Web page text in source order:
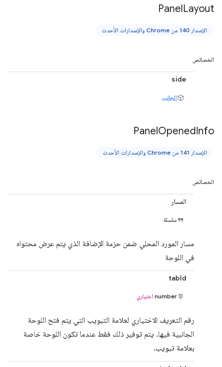
PanelLayout
الإصدار 140 من Chrome والإصدارات الأحدث
الخصائص
side
الجانب
PanelOpenedInfo
الإصدار 141 من Chrome والإصدارات الأحدث
الخصائص
المسار
سلسلة
مسار المورد المحلي ضمن حزمة الإضافة الذي يتم عرض محتواه
في اللوحة
tabId
number اختياري
رقم التعريف الاختياري لعلامة التبويب التي يتم فتح اللوحة
الجانبية فيها. يتم توفير ذلك فقط عندما تكون اللوحة خاصة
بعلامة تبويب.